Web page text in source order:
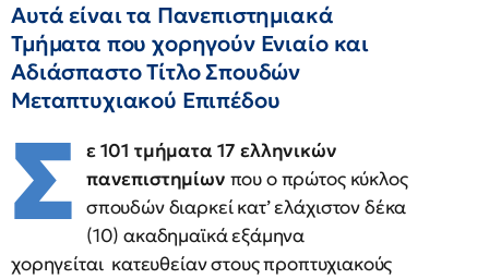
Αυτά είναι τα Πανεπιστημιακά
Τμήματα που χορηγούν Ενιαίο και
Αδιάσπαστο Τίτλο Σπουδών
Μεταπτυχιακού Επιπέδου
Σ ε 101 τμήματα 17 ελληνικών
πανεπιστημίων που ο πρώτος κύκλος
σπουδών διαρκεί κατ’ ελάχιστον δέκα
(10) ακαδημαϊκά εξάμηνα
χορηγείται κατευθείαν στους προπτυχιακούς